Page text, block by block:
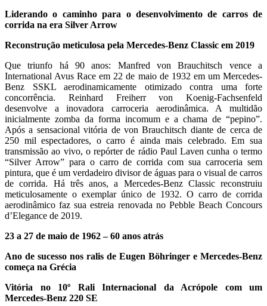
Liderando o caminho para o desenvolvimento de carros de
corrida na era Silver Arrow
Reconstrução meticulosa pela Mercedes-Benz Classic em 2019
Que triunfo há 90 anos: Manfred von Brauchitsch vence a
International Avus Race em 22 de maio de 1932 em um Mercedes-
Benz SSKL aerodinamicamente otimizado contra uma forte
concorrência. Reinhard Freiherr von Koenig-Fachsenfeld
desenvolve a inovadora carroceria aerodinâmica. A multidão
inicialmente zomba da forma incomum e a chama de “pepino”.
Após a sensacional vitória de von Brauchitsch diante de cerca de
250 mil espectadores, o carro é ainda mais celebrado. Em sua
transmissão ao vivo, o repórter de rádio Paul Laven cunha o termo
“Silver Arrow” para o carro de corrida com sua carroceria sem
pintura, que é um verdadeiro divisor de águas para o visual de carros
de corrida. Há três anos, a Mercedes-Benz Classic reconstruiu
meticulosamente o exemplar único de 1932. O carro de corrida
aerodinâmico faz sua estreia renovada no Pebble Beach Concours
d’Elegance de 2019.
23 a 27 de maio de 1962 – 60 anos atrás
Ano de sucesso nos ralis de Eugen Böhringer e Mercedes-Benz
começa na Grécia
Vitória no 10º Rali Internacional da Acrópole com um
Mercedes-Benz 220 SE